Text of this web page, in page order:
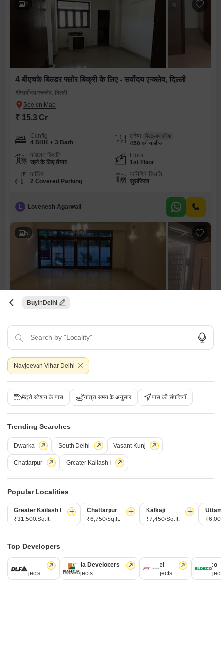
4
4 बीएचके बिल्डर फ्लोर बिक्री के लिए - सर्वोदय एन्क्लेव, दिल्ली
सर्वोदय एन्क्लेव, दिल्ली
₹ 15.3 Cr
Config
4 BHK + 3 Bath
एरिया बिल्ट-अप एरिया
450 वर्ग यार्ड
पॉसेशन स्थिति
रहने के लिए तैयार
Floor
1st Floor
पार्किंग
2 Covered Parking
फर्निशिंग स्थिति
सुसज्जित
L Lovenesh Agarwall
5
4 बीएचके बिल्डर फ्लोर बिक्री के लिए - सर्वोदय एन्क्लेव, दिल्ली
Config
पॉसेशन स्थिति
रहने के लिए तैयार
Floor
1st Floor
फर्निशिंग स्थिति
5
सर्वोदय एन्क्लेव, दिल्ली
₹ 17.00 Cr
Buy Delhi
Navjeevan Vihar Delhi
मेट्रो स्टेशन के पास यात्रा समय के अनुसार पास की संपत्तियाँ
Trending Searches
Dwarka South Delhi Vasant Kunj
Chattarpur Greater Kailash I
Popular Localities
Greater Kailash I
₹31,500/Sq.ft.
Chattarpur
₹6,750/Sq.ft.
Kalkaji
₹7,450/Sq.ft.
Top Developers
DLF
5 Projects
Raheja Developers
3 Projects
Godrej
2 Projects
Eldeco
1